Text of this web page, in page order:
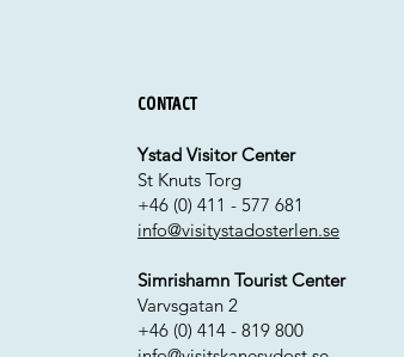
Contact
Ystad Visitor Center
St Knuts Torg
+46 (0) 411 - 577 681
info@visitystadosterlen.se
Simrishamn Tourist Center
Varvsgatan 2
+46 (0) 414 - 819 800